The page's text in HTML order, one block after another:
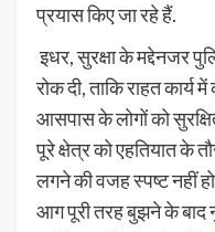
प्रयास किए जा रहे हैं.
इधर, सुरक्षा के मद्देनजर
रोक दी, ताकि राहत कार्य
आसपास के लोगों को
पूरे क्षेत्र को एहतियात के
लगने की वजह स्पष्ट नहीं
आग पूरी तरह बुझने के